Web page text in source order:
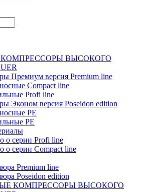
ВЫСОКОГО
Премиум версия Premium line
Compact line
Profi line
Эконом версия Poseidon edition
PE
PE
о серии Profi line
о серии Compact line
Premium line
Poseidon edition
КОМПРЕССОРЫ ВЫСОКОГО